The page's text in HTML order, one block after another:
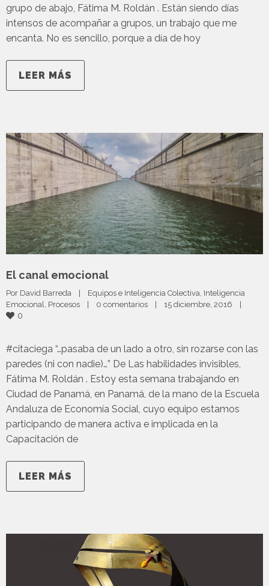
grupo de abajo, Fátima M. Roldán . Están siendo días
intensos de acompañar a grupos, un trabajo que me
encanta. No es sencillo, porque a día de hoy
LEER MÁS
El canal emocional
Por David Barreda | Equipos e Inteligencia Colectiva Inteligencia
Emocional Procesos | 0 comentarios | 15 diciembre, 2016 |
0
#citaciega “…pasaba de un lado a otro, sin rozarse con las
paredes (ni con nadie)…” De Las habilidades invisibles,
Fátima M. Roldán . Estoy esta semana trabajando en
Ciudad de Panamá, en Panamá, de la mano de la Escuela
Andaluza de Economía Social, cuyo equipo estamos
participando de manera activa e implicada en la
Capacitación de
LEER MÁS